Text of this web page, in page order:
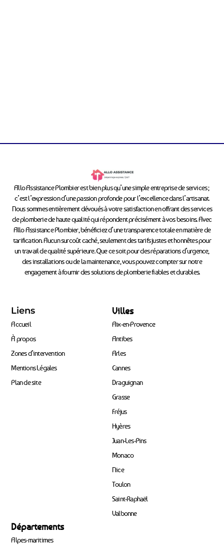
Allo Assistance Plombier est bien plus qu’une simple entreprise de services ;
c’est l’expression d’une passion profonde pour l’excellence dans l’artisanat.
Nous sommes entièrement dévoués à votre satisfaction en offrant des services
de plomberie de haute qualité qui répondent précisément à vos besoins. Avec
Allo Assistance Plombier, bénéficiez d’une transparence totale en matière de
tarification. Aucun surcoût caché, seulement des tarifs justes et honnêtes pour
un travail de qualité supérieure. Que ce soit pour des réparations d’urgence,
des installations ou de la maintenance, vous pouvez compter sur notre
engagement à fournir des solutions de plomberie fiables et durables.
Liens
Accueil
À propos
Zones d’intervention
Mentions Légales
Plan de site
Villes
Aix-en-Provence
Antibes
Arles
Cannes
Draguignan
Grasse
Fréjus
Hyères
Juan-Les-Pins
Monaco
Nice
Toulon
Saint-Raphaël
Valbonne
Départements
Alpes-maritimes